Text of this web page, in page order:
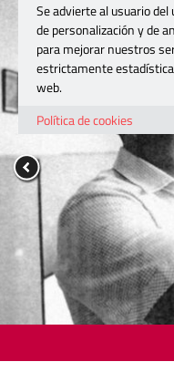
Se advierte al usuario
de personalización y de
para mejorar nuestros
estrictamente
web.
Política de cookies